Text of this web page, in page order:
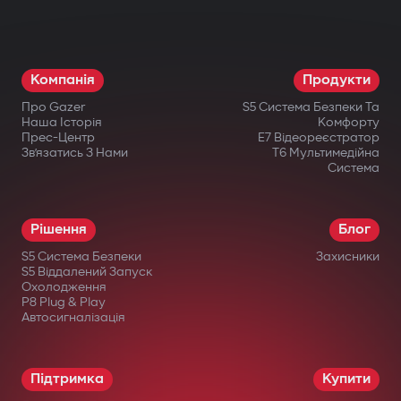
систему. Навіть при фізичному втручанні
запуск неможливий.
Бездротове реле та підкапотний
модуль блокування
Додатковий підкапотний модуль блокує
запуск двигуна навіть при пошкодженні
центрального блоку.
Інтелектуальний дистанційний
Запуск двигуна через застосунок Gazer
Компанія
Про Gazer
Наша Історія
Прес-Центр
Зв’язатись З Нами
Продукти
S5 Система Безпеки Та
Комфорту
E7 Відеореєстратор
T6 Мультимедійна
Система
Рішення
S5 Система Безпеки
S5 Віддалений Запуск
Охолодження
P8 Plug & Play
Автосигналізація
Блог
Захисники
Підтримка Купити